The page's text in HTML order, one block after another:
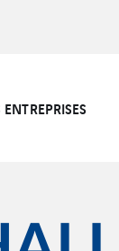
ENTREPRISES